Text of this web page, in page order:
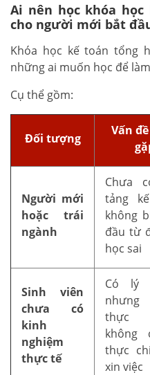
Ai nên học khóa
cho người mới bắt
Khóa học kế toán tổng
những ai muốn học để
Cụ thể gồm:
Đối tượng
Vấn
Người mới
hoặc trái
ngành
Chưa
tảng
không
đầu từ
học sai
Sinh viên
chưa có
kinh
nghiệm
thực tế
Có lý
thực
không
thực
xin việc